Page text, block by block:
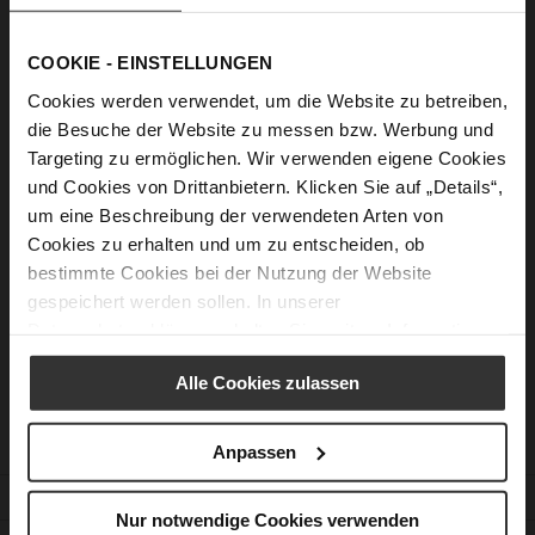
COOKIE - EINSTELLUNGEN
Cookies werden verwendet, um die Website zu betreiben,
die Besuche der Website zu messen bzw. Werbung und
Targeting zu ermöglichen. Wir verwenden eigene Cookies
und Cookies von Drittanbietern. Klicken Sie auf „Details“,
um eine Beschreibung der verwendeten Arten von
Cookies zu erhalten und um zu entscheiden, ob
bestimmte Cookies bei der Nutzung der Website
gespeichert werden sollen. In unserer
Alle Cookies zulassen
Anpassen
Nur notwendige Cookies verwenden
Forgot Your Password?
New Customers
Creating an account has many benefits: check out faster, keep
more than one address, track orders and more.
Create an Account
CUSTOMER SERVICE